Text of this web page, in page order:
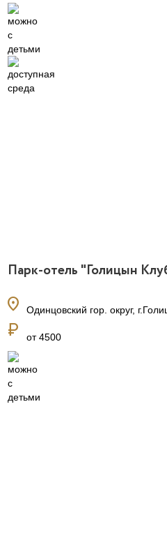
Парк-отель "Голицын
location_on
Одинцовский гор. округ,
currency_ruble от 4500